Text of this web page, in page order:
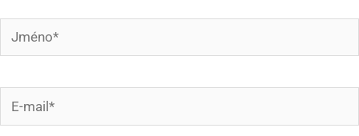
Jméno*
mail*